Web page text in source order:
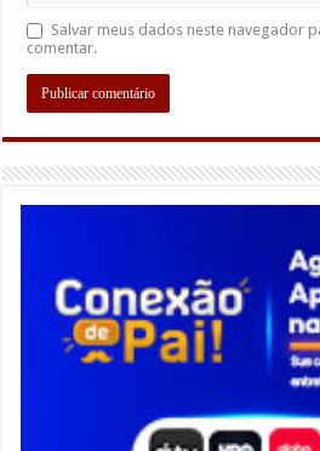
Salvar meus dados neste navegador
comentar.